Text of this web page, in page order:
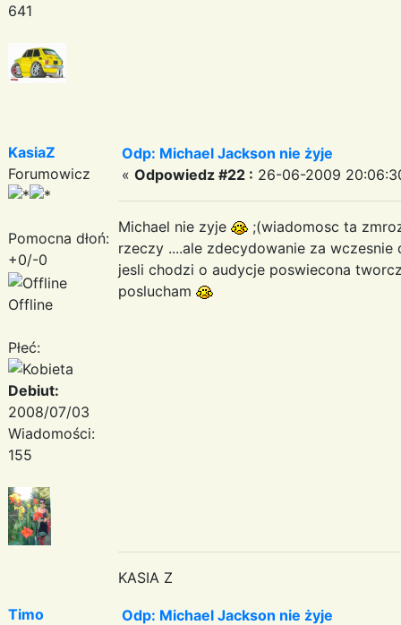
641
KasiaZ
Forumowicz
Pomocna dłoń:
+0/-0
Offline
Płeć:
Debiut:
2008/07/03
Wiadomości:
155
Odp: Michael Jackson nie żyje
« Odpowiedz #22 : 26-06-2009
Michael nie zyje
;(wiadomosc ta
rzeczy ....ale zdecydowanie za
jesli chodzi o audycje poswiecona
poslucham
KASIA Z
Timo
Odp: Michael Jackson nie żyje